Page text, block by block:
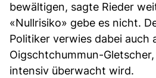
bewältigen, sagte Rieder
«Nullrisiko» gebe es nicht.
Politiker verwies dabei auch
Oigschtchummun-
intensiv überwacht wird.